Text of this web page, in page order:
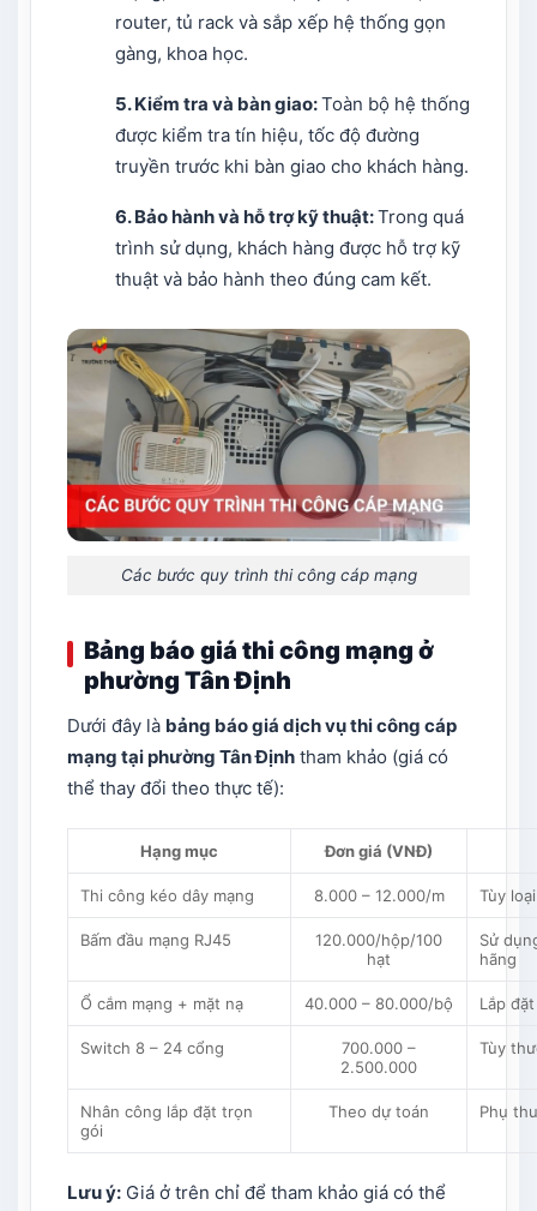
router, tủ rack và sắp xếp hệ thống gọn
gàng, khoa học.
5. Kiểm tra và bàn giao:Toàn bộ hệ thống
được kiểm tra tín hiệu, tốc độ đường
truyền trước khi bàn giao cho khách hàng.
6. Bảo hành và hỗ trợ kỹ thuật:Trong quá
trình sử dụng, khách hàng được hỗ trợ kỹ
thuật và bảo hành theo đúng cam kết.
Các bước quy trình thi công cáp mạng
Bảng báo giá thi công mạng ở
phường Tân Định
Dưới đây là bảng báo giá dịch vụ thi công cáp
mạng tại phường Tân Định tham khảo (giá có
thể thay đổi theo thực tế):
Hạng mục Đơn giá (VNĐ)
Thi công kéo dây mạng 8.000 – 12.000/m Tùy
Bấm đầu mạng RJ45
120.000/hộp/100
hạt
Sử
hãng
Ổ cắm mạng + mặt nạ 40.000 – 80.000/bộ Lắp
Switch 8 – 24 cổng
700.000 –
2.500.000
Tùy
Nhân công lắp đặt trọn
gói
Theo dự toán Phụ
Lưu ý: Giá ở trên chỉ để tham khảo giá có thể